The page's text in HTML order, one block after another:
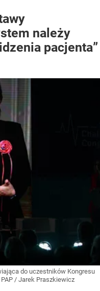
należy
pacjenta”
do uczestników Kongresu
PAP / Jarek Praszkiewicz